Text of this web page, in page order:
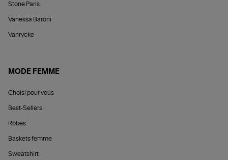
Stone Paris
Vanessa Baroni
Vanrycke
MODE FEMME
Choisi pour vous
Best-Sellers
Robes
Baskets femme
Sweatshirt